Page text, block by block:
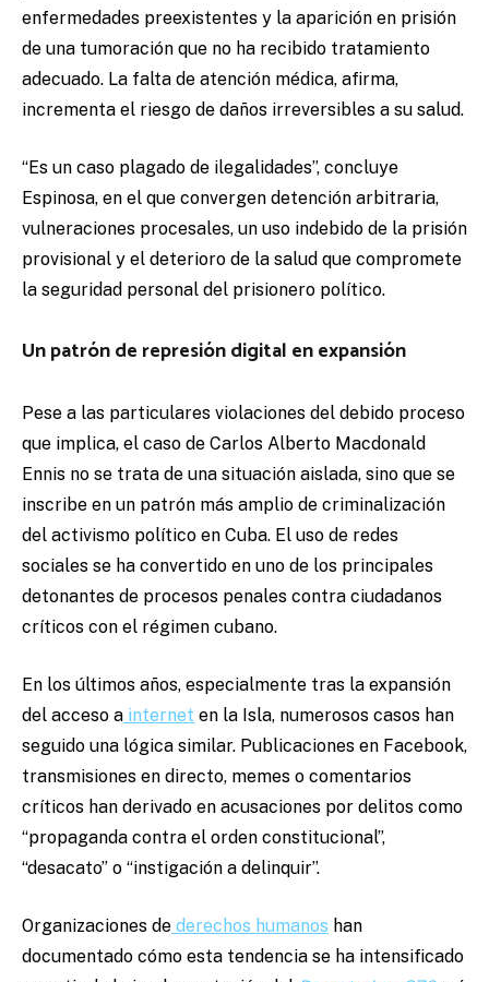
enfermedades preexistentes y la aparición en prisión
de una tumoración que no ha recibido tratamiento
adecuado. La falta de atención médica, afirma,
incrementa el riesgo de daños irreversibles a su salud.
“Es un caso plagado de ilegalidades”, concluye
Espinosa, en el que convergen detención arbitraria,
vulneraciones procesales, un uso indebido de la prisión
provisional y el deterioro de la salud que compromete
la seguridad personal del prisionero político.
Un patrón de represión digital en expansión
Pese a las particulares violaciones del debido proceso
que implica, el caso de Carlos Alberto Macdonald
Ennis no se trata de una situación aislada, sino que se
inscribe en un patrón más amplio de criminalización
del activismo político en Cuba. El uso de redes
sociales se ha convertido en uno de los principales
detonantes de procesos penales contra ciudadanos
críticos con el régimen cubano.
En los últimos años, especialmente tras la expansión
del acceso a internet en la Isla, numerosos casos han
seguido una lógica similar. Publicaciones en Facebook,
transmisiones en directo, memes o comentarios
críticos han derivado en acusaciones por delitos como
“propaganda contra el orden constitucional”,
“desacato” o “instigación a delinquir”.
Organizaciones de derechos humanos han
documentado cómo esta tendencia se ha intensificado